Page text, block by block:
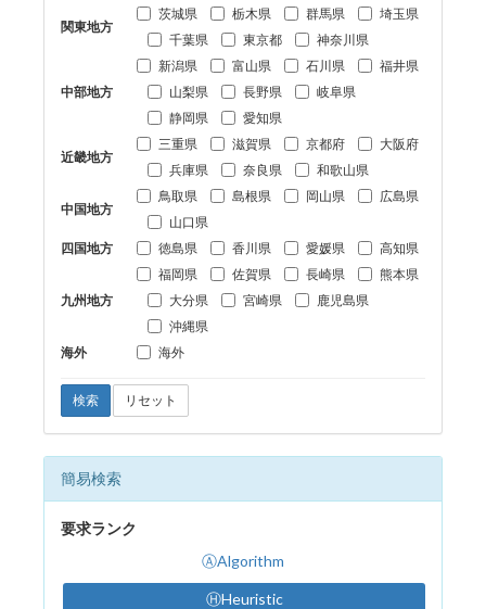
関東地方
茨城県 栃木県 群馬県
埼玉県
千葉県
東京都 神奈川県
中部地方
新潟県 富山県 石川県
福井県
山梨県
長野県
岐阜県
静岡県
愛知県
近畿地方
三重県 滋賀県 京都府
大阪府
兵庫県
奈良県 和歌山県
中国地方
鳥取県 島根県 岡山県
広島県
山口県
四国地方
徳島県 香川県 愛媛県 高知県
九州地方
福岡県 佐賀県 長崎県
熊本県
大分県
宮崎県
鹿児島県
沖縄県
海外
海外
検索 リセット
簡易検索
要求ランク
ⒶAlgorithm
ⒽHeuristic